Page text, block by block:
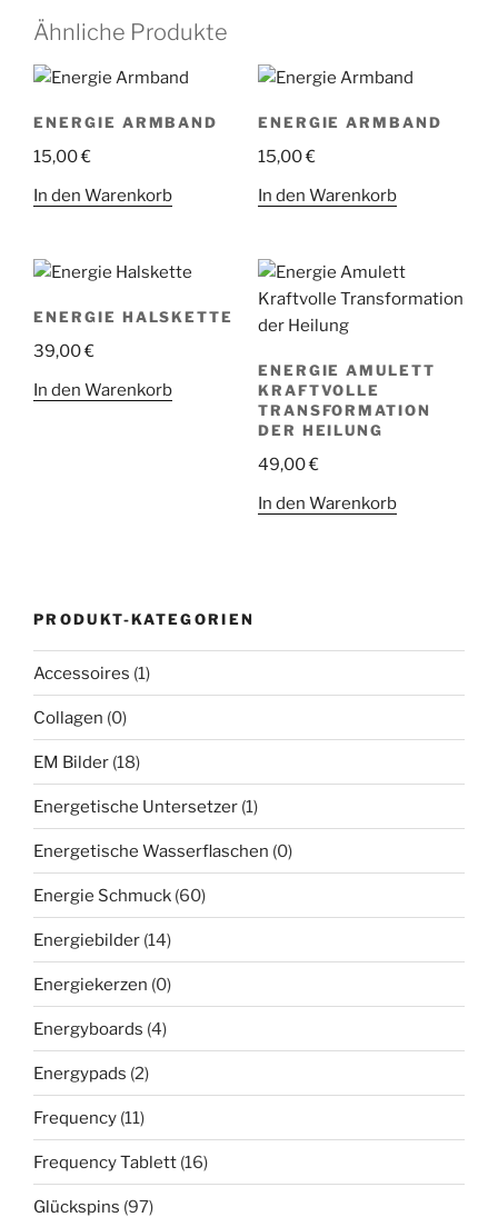
Ähnliche Produkte
ENERGIE ARMBAND
15,00€
In den Warenkorb
ENERGIE ARMBAND
15,00€
In den Warenkorb
ENERGIE HALSKETTE
39,00€
In den Warenkorb
ENERGIE AMULETT
KRAFTVOLLE
TRANSFORMATION
DER HEILUNG
49,00€
In den Warenkorb
PRODUKT-KATEGORIEN
Accessoires (1)
Collagen (0)
EM Bilder (18)
Energetische Untersetzer (1)
Energetische Wasserflaschen (0)
Energie Schmuck (60)
Energiebilder (14)
Energiekerzen (0)
Energyboards (4)
Energypads (2)
Frequency (11)
Frequency Tablett (16)
Glückspins (97)